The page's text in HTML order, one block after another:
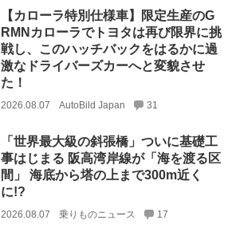
【カローラ特別仕様車】限定生産のG
RMNカローラでトヨタは再び限界に挑
戦し、このハッチバックをはるかに過
激なドライバーズカーへと変貌させ
た！
2026.08.07 AutoBild Japan 31
「世界最大級の斜張橋」ついに基礎工
事はじまる 阪高湾岸線が「海を渡る区
間」 海底から塔の上まで300m近く
に!?
2026.08.07 乗りものニュース 17